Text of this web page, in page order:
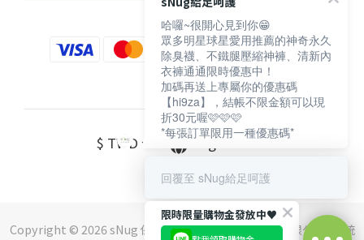
$ TWD English
Copyright © 2026 sNug 保留一切權利 ｜斯傑利企業有限公司 ｜ 統
哈囉~很開心見到你😁
眾多明星球星愛用推薦的神奇永久
除臭襪、不鐵腿壓縮神褲、清新內
衣褲通通限時優惠中！
加碼再送上專屬你的優惠碼
【hi9za】，結帳不限金額可以現
折30元喔🩷🩷🩷
*每張訂單限用一種優惠碼*
回覆至 sNug給足呵護
限時限量購物金發放中♥️